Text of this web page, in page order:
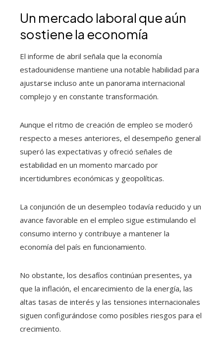
Un mercado laboral que aún
sostiene la economía
El informe de abril señala que la economía
estadounidense mantiene una notable habilidad para
ajustarse incluso ante un panorama internacional
complejo y en constante transformación.
Aunque el ritmo de creación de empleo se moderó
respecto a meses anteriores, el desempeño general
superó las expectativas y ofreció señales de
estabilidad en un momento marcado por
incertidumbres económicas y geopolíticas.
La conjunción de un desempleo todavía reducido y un
avance favorable en el empleo sigue estimulando el
consumo interno y contribuye a mantener la
economía del país en funcionamiento.
No obstante, los desafíos continúan presentes, ya
que la inflación, el encarecimiento de la energía, las
altas tasas de interés y las tensiones internacionales
siguen configurándose como posibles riesgos para el
crecimiento.